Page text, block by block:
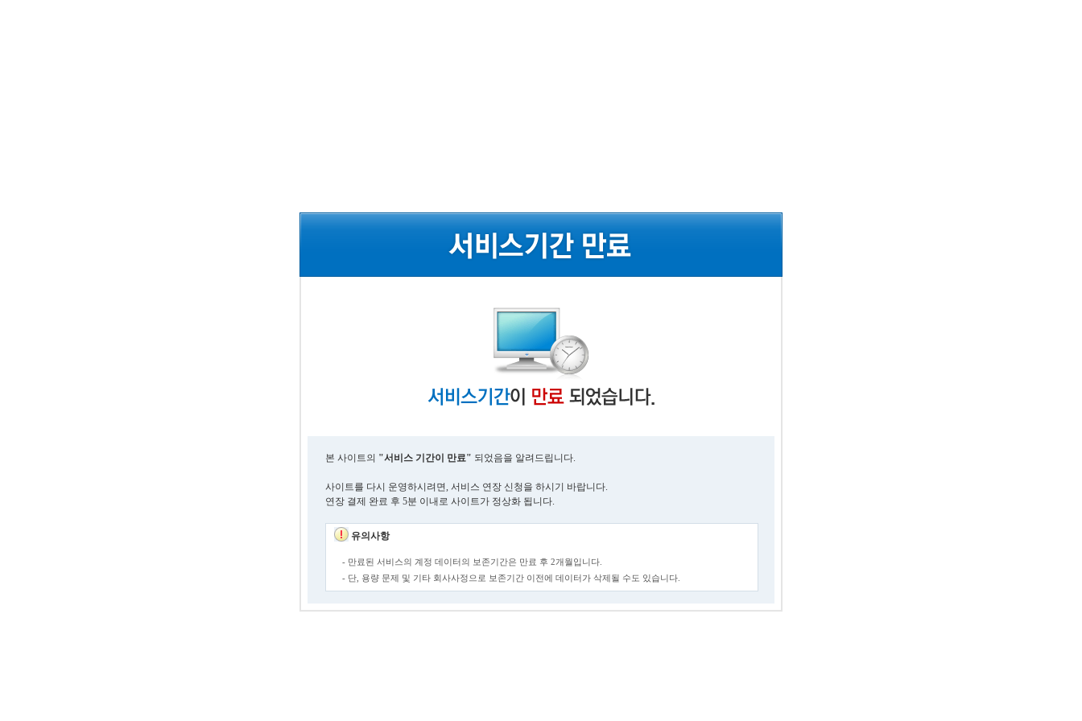
본 사이트의 "서비스 기간이 만료" 되었음을 알려드립니다.
사이트를 다시 운영하시려면, 서비스 연장 신청을 하시기 바랍니다.
연장 결제 완료 후 5분 이내로 사이트가 정상화 됩니다.
유의사항
- 만료된 서비스의 계정 데이터의 보존기간은 만료 후 2개월입니다.
- 단, 용량 문제 및 기타 회사사정으로 보존기간 이전에 데이터가 삭제될 수도 있습니다.